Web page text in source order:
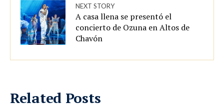
NEXT STORY
A casa llena se presentó el
concierto de Ozuna en Altos de
Chavón
Related Posts